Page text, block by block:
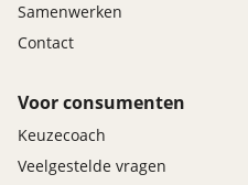
Samenwerken
Contact
Voor consumenten
Keuzecoach
Veelgestelde vragen